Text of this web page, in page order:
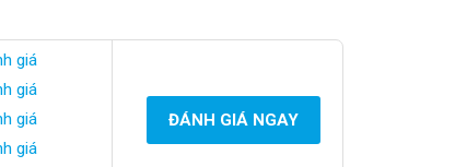
giá
giá
giá
giá
ĐÁNH GIÁ NGAY